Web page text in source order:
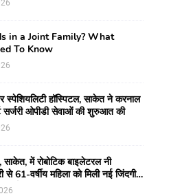
in a Joint Family? What
To Know
स्पेशियलिटी हॉस्पिटल, साकेत ने करनाल
सर्जरी ओपीडी सेवाओं की शुरुआत की
साकेत, में रोबोटिक बाइलेटरल नी
से 61-वर्षीय महिला को मिली नई जिंदगी,